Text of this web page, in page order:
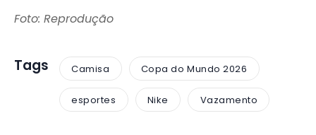
Foto: Reprodução
Tags Camisa Copa do Mundo 2026
esportes Nike Vazamento